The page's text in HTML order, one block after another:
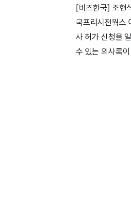
[비즈한국] 조현
국프리시전웍스
사 허가 신청을
수 있는 의사록